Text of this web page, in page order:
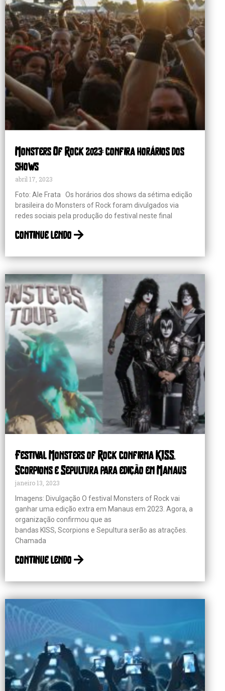
Monsters Of Rock 2023: confira horários dos
shows
abril 17, 2023
Foto: Ale Frata Os horários dos shows da sétima edição
brasileira do Monsters of Rock foram divulgados via
redes sociais pela produção do festival neste final
continue lendo
Festival Monsters of Rock confirma KISS,
Scorpions e Sepultura para edição em Manaus
janeiro 13, 2023
Imagens: Divulgação O festival Monsters of Rock vai
ganhar uma edição extra em Manaus em 2023. Agora, a
organização confirmou que as
bandas KISS, Scorpions e Sepultura serão as atrações.
Chamada
continue lendo